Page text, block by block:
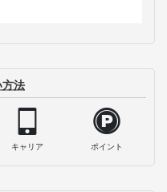
方法
キャリア ポイント